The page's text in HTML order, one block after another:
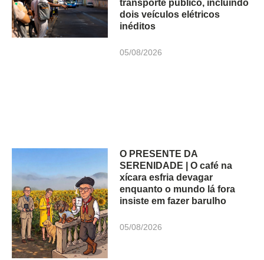
transporte público, incluindo
dois veículos elétricos
inéditos
05/08/2026
O PRESENTE DA
SERENIDADE | O café na
xícara esfria devagar
enquanto o mundo lá fora
insiste em fazer barulho
05/08/2026